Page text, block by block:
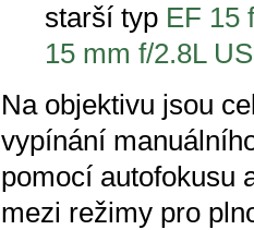
starší typ EF 15
15 mm f/2.8L
Na objektivu jsou
vypínání
pomocí autofokusu
mezi režimy pro